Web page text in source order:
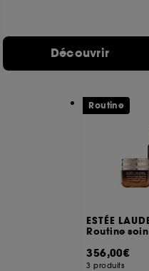
Découvrir
ESTÉE
Routine
356,00€
3 produits
Routine
navigation, et de
Cookies de mesure
fréquentation et de
d’en améliorer la
Cookies de
ils nous permettent
fraudes aux moyens
usurpations d’identité.
permettant
certaines
cookies
vous faire bénéficier